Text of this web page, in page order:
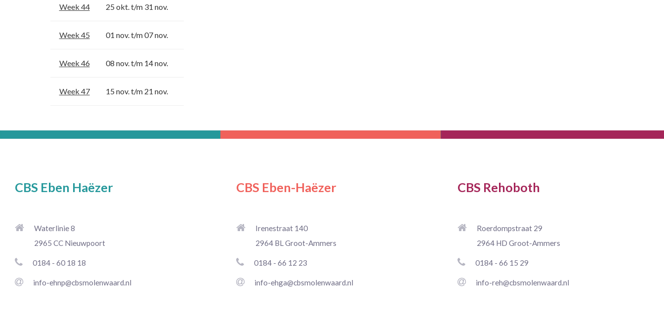
Week 44 25 okt. t/m 31 nov.
Week 45 01 nov. t/m 07 nov.
Week 46 08 nov. t/m 14 nov.
Week 47 15 nov. t/m 21 nov.
CBS Eben Haëzer
Waterlinie 8
2965 CC Nieuwpoort
0184 - 60 18 18
info-ehnp@cbsmolenwaard.nl
CBS Eben-Haëzer
Irenestraat 140
2964 BL Groot-Ammers
0184 - 66 12 23
info-ehga@cbsmolenwaard.nl
CBS Rehoboth
Roerdompstraat 29
2964 HD Groot-Ammers
0184 - 66 15 29
info-reh@cbsmolenwaard.nl